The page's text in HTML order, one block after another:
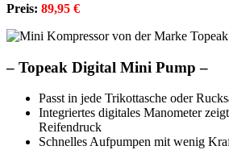
Preis: 89,95 €
– Topeak Digital Mini Pump –
Passt in jede Trikottasche oder
Integriertes digitales Manometer
Reifendruck
Schnelles Aufpumpen mit wenig